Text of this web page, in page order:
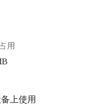
用
上使用